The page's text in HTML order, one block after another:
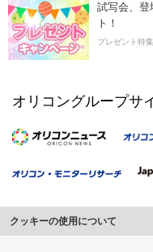
試写会、登
ト！
プレゼント特集
オリコングループサ
クッキーの使用について
このサイトでは Cookie を使用